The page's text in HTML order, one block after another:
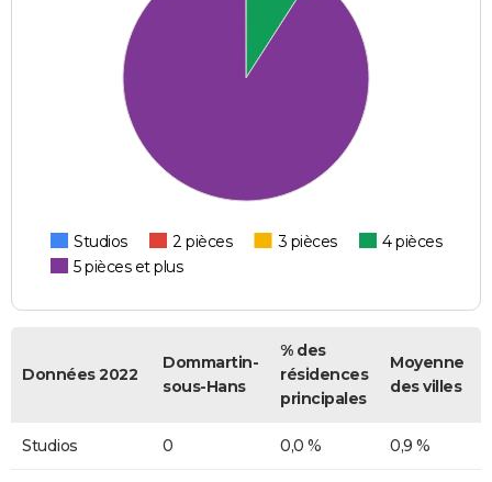
Studios 2 pièces 3 pièces
4 pièces
5 pièces et plus
Données 2022
Dommartin-
sous-Hans
% des
résidences
principales
Moyenne
des villes
Studios 0 0,0 % 0,9 %